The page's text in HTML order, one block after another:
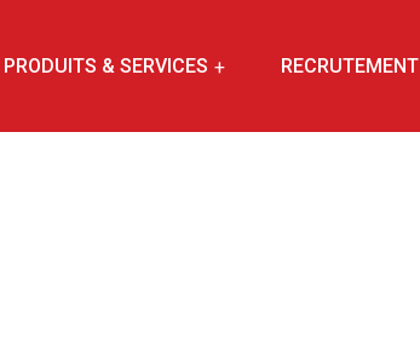
PRODUITS & SERVICES RECRUTEMENT